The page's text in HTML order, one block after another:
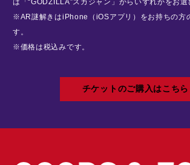
は「“GODZILLA”スカジャン」からいずれかをお選
※AR謎解きはiPhone（iOSアプリ）をお持ちの方
す。
※価格は税込みです。
チケットのご購入はこちら